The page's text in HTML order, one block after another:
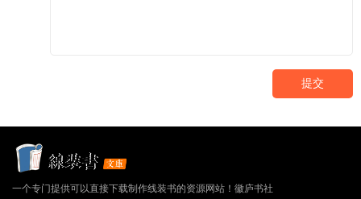
提交
一个专门提供可以直接下载制作线装书的资源网站！徽庐书社